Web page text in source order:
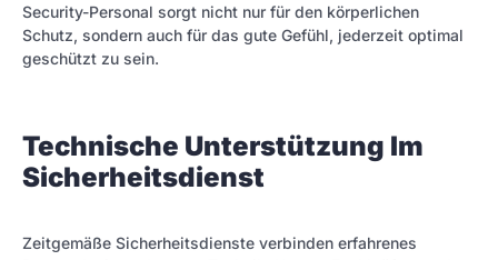
Security-Personal sorgt nicht nur für den körperlichen
Schutz, sondern auch für das gute Gefühl, jederzeit optimal
geschützt zu sein.
Technische Unterstützung Im
Sicherheitsdienst
Zeitgemäße Sicherheitsdienste verbinden erfahrenes